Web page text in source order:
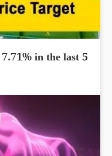
in the last 5